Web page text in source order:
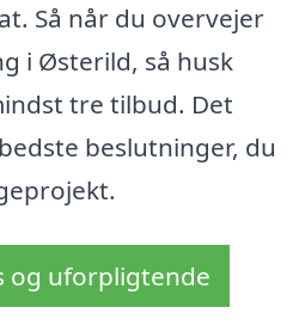
Så når du overvejer
i Østerild, så husk
tre tilbud. Det
beslutninger, du
og uforpligtende